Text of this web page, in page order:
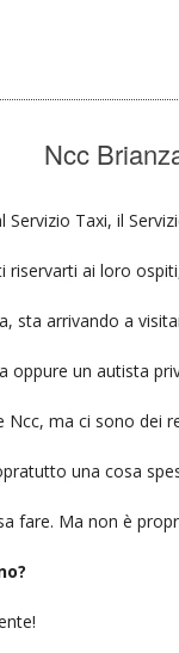
Ncc
Taxi, il
ai loro
sta arrivando a
oppure un autista
ma ci sono dei
una cosa
fare. Ma non è